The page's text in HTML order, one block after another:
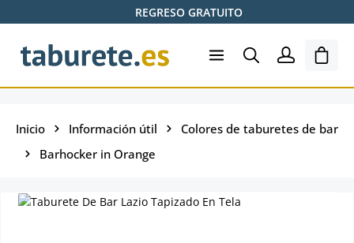
Saltar al contenido principalREGRESO GRATUITO
El
Inicio Información útil
Colores de taburetes de bar
Barhocker in Orange